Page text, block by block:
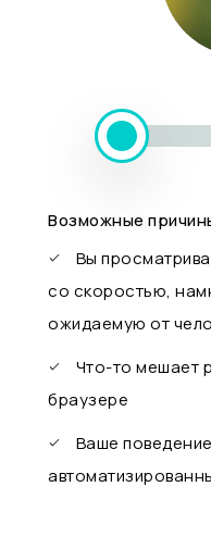
Возможные
Вы
со скоростью,
ожидаемую от
Что-то мешает
браузере
Ваше